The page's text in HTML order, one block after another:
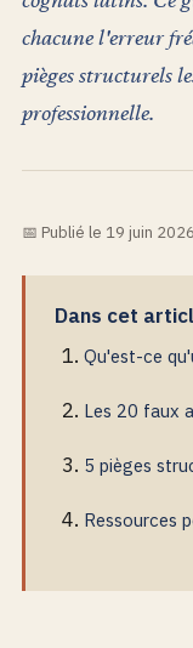
chacune l'erreur
pièges structurels
professionnelle.
Publié le 19 juin 2026
Dans cet
Qu'est-ce
Les 20 faux
5 pièges
Ressources